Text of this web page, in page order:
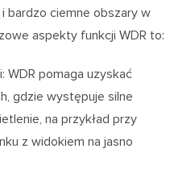
bardzo ciemne obszary w
aspekty funkcji WDR to:
WDR pomaga uzyskać
gdzie występuje silne
na przykład przy
z widokiem na jasno